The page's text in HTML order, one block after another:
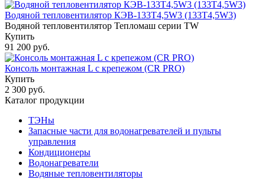
Водяной тепловентилятор КЭВ-133T4,5W3 (133Т4,5W3)
Водяной тепловентилятор Тепломаш серии TW
Купить
91 200 руб.
Консоль монтажная L с крепежом (CR PRO)
Купить
2 300 руб.
Каталог продукции
ТЭНы
Запасные части для водонагревателей и пульты
управления
Кондиционеры
Водонагреватели
Водяные тепловентиляторы